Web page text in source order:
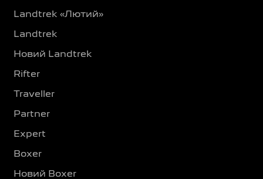
Landtrek «Лютий»
Landtrek
Новий Landtrek
Rifter
Traveller
Partner
Expert
Boxer
Новий Boxer